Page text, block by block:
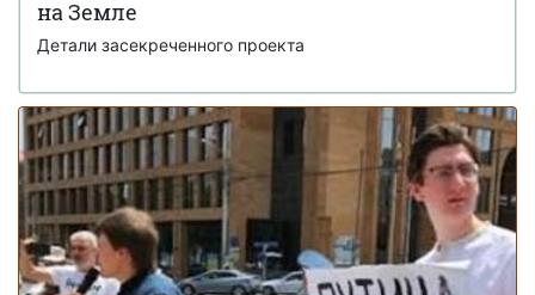
Джеффри Эпштейном и подбирала девушек для него
на Земле
Детали засекреченного проекта